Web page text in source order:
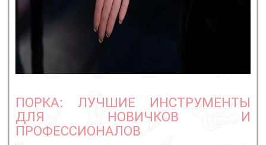
ПОРКА: ЛУЧШИЕ ИНСТРУМЕНТЫ
ДЛЯ НОВИЧКОВ И
ПРОФЕССИОНАЛОВ